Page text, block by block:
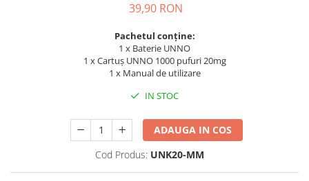
39,90 RON
Pachetul conține:
1 x Baterie UNNO
1 x Cartuș UNNO 1000 pufuri 20mg
1 x Manual de utilizare
IN STOC
ADAUGA IN COS
Cod Produs: UNK20-MM